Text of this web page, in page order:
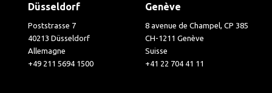
Düsseldorf
Poststrasse 7
40213 Düsseldorf
Allemagne
+49 211 5694 1500
Genève
8 avenue de Champel, CP 385
CH-1211 Genève
Suisse
+41 22 704 41 11